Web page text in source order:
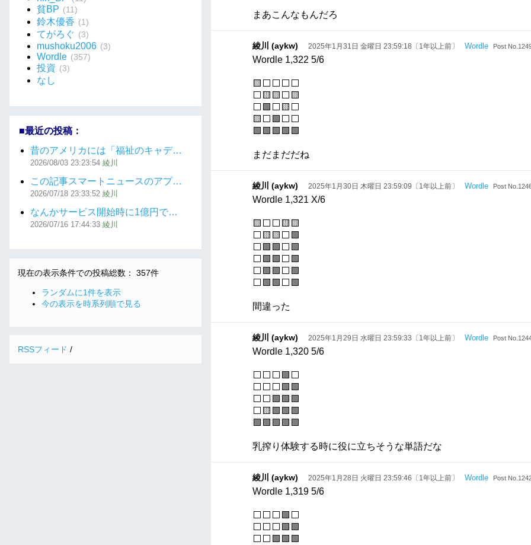
まあこんなもんだろ
綾川 (aykw) 2025年1月31日 金曜日 23:59:18〔1年以上前〕 Wordle Post
Wordle 1,322 5/6
🟨⬜⬜⬜⬜
⬜🟨🟨⬜🟨
⬜🟩⬜🟨⬜
🟨⬜🟩⬜⬜
🟩🟩🟩🟩🟩
まだまだだね
綾川 (aykw) 2025年1月30日 木曜日 23:59:09〔1年以上前〕 Wordle Post
Wordle 1,321 X/6
🟨⬜⬜🟨🟨
⬜🟨🟨⬜🟩
⬜🟩🟩⬜🟩
⬜🟩🟩⬜🟩
⬜🟩🟩⬜🟩
⬜🟩🟩⬜🟩
間違った
綾川 (aykw) 2025年1月29日 水曜日 23:59:33〔1年以上前〕 Wordle Post
Wordle 1,320 5/6
⬜⬜⬜🟩⬜
⬜⬜⬜🟩🟩
⬜⬜🟩🟩🟩
⬜🟨🟩🟩🟩
🟩🟩🟩🟩🟩
乳搾り体験する時に役に立ちそうな単語だな
綾川 (aykw) 2025年1月28日 火曜日 23:59:46〔1年以上前〕 Wordle Post
Wordle 1,319 5/6
⬜⬜⬜🟩⬜
⬜⬜⬜🟩🟩
⬜⬜🟩🟩🟩
貧BP (11)
鈴木優香 (1)
てがろぐ (3)
mushoku2006 (3)
Wordle (357)
投資 (3)
なし
■最近の投稿：
昔のアメリカには「福祉のキャデ…
2026/08/03 23:23:54 綾川
この記事スマートニュースのアプ…
2026/07/18 23:33:52 綾川
なんかサービス開始時に1億円で…
2026/07/16 17:44:33 綾川
現在の表示条件での投稿総数： 357件
ランダムに1件を表示
今の表示を時系列順で見る
RSSフィード /